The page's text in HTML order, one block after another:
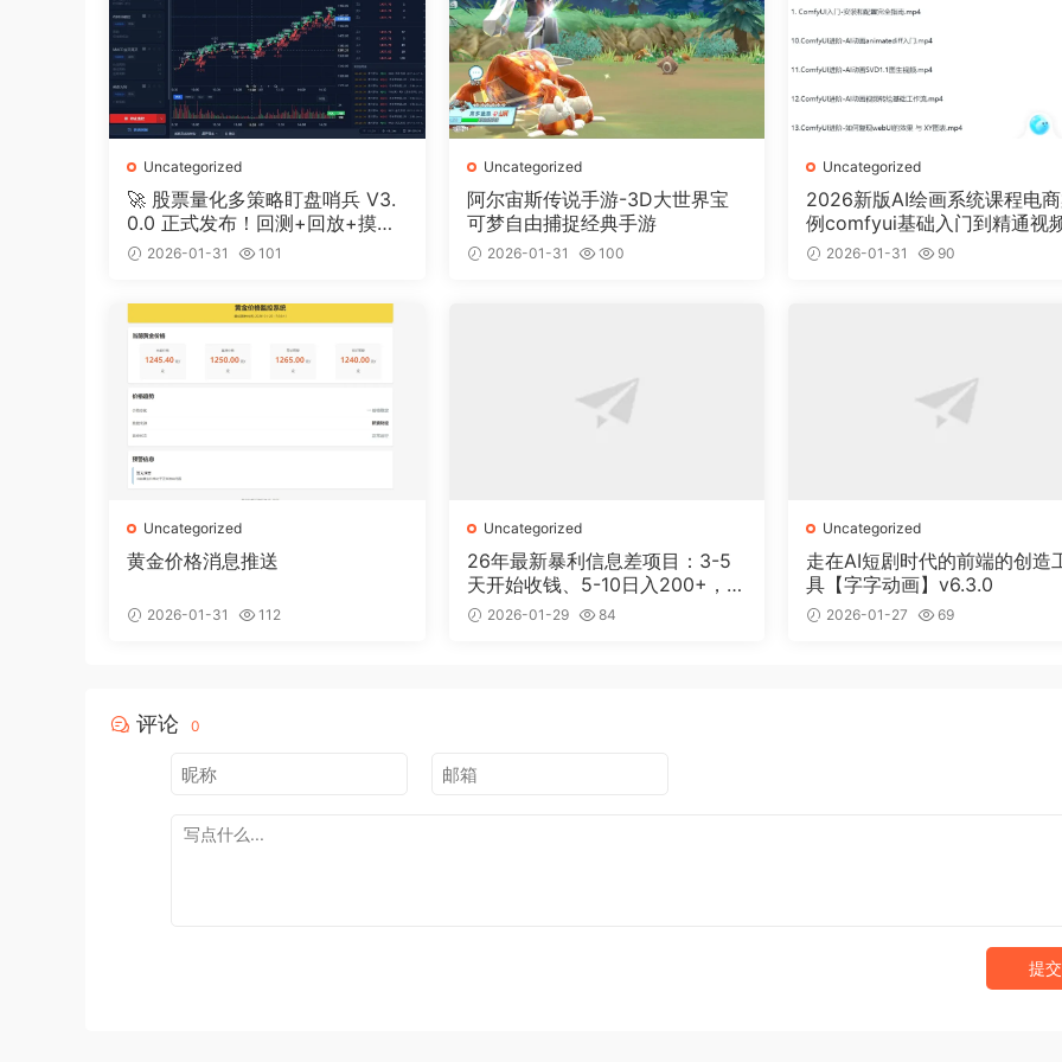
Uncategorized
🚀 股票量化多策略盯盘哨兵 V3.
0.0 正式发布！回测+回放+摸鱼
全搞定
2026-01-31 101
Uncategorized
阿尔宙斯传说手游-3D大世界宝
可梦自由捕捉经典手游
2026-01-31 100
Uncategorized
2026新版AI绘画系统课程电
例comfyui基础入门到精通视
教程2026-01-31 90
Uncategorized
黄金价格消息推送
2026-01-31 112
Uncategorized
26年最新暴利信息差项目：3-5
天开始收钱、5-10日入200+，10
天后稳定300+，0门槛
2026-01-29 84
Uncategorized
走在AI短剧时代的前端的创造
具【字字动画】v6.3.0
2026-01-27 69
评论 0
提交